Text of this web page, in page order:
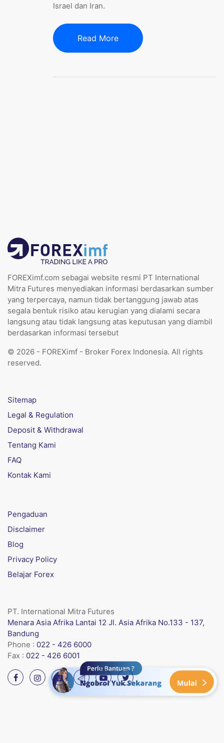
Israel dan Iran.
Read More
FOREXimf.com sebagai website resmi PT International
Mitra Futures menyediakan informasi berdasarkan sumber
yang terpercaya, namun tidak bertanggung jawab atas
segala bentuk risiko atau kerugian yang dialami secara
langsung atau tidak langsung atas keputusan yang diambil
berdasarkan informasi tersebut
© 2026 - FOREXimf - Broker Forex Indonesia. All rights
reserved.
Sitemap
Legal & Regulation
Deposit & Withdrawal
Tentang Kami
FAQ
Kontak Kami
Pengaduan
Disclaimer
Blog
Privacy Policy
Belajar Forex
PT. International Mitra Futures
Menara Asia Afrika Lantai 12 Jl. Asia Afrika No.133 - 137,
Bandung
Phone : 022 - 426 6000
Fax : 022 - 426 6001